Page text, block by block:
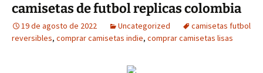
camisetas de futbol replicas colombia
19 de agosto de 2022 Uncategorized
camisetas futbol
reversibles, comprar camisetas indie, comprar camisetas lisas